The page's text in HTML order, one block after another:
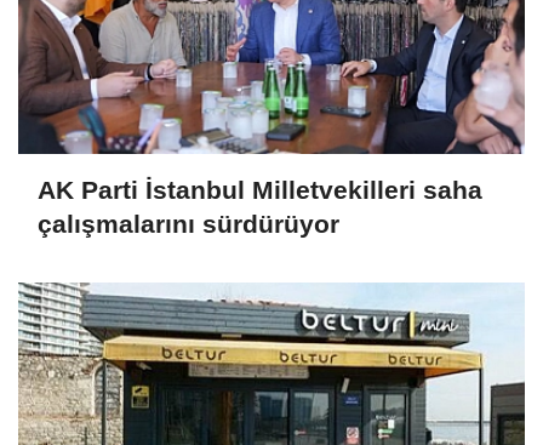
AK Parti İstanbul Milletvekilleri saha
çalışmalarını sürdürüyor